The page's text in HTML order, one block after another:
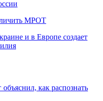
МРОТ
и в Европе создает
как распознать